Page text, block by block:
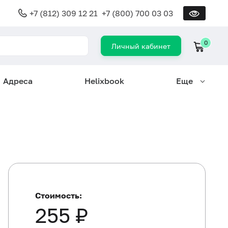
+7 (812) 309 12 21 +7 (800) 700 03 03
Личный кабинет 0
Адреса Helixbook Еще
Стоимость:
255 ₽